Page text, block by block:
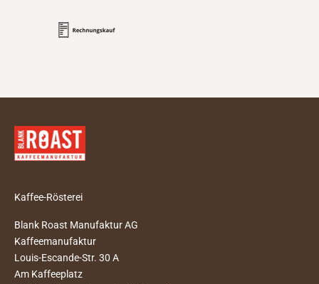
Kaffee-Rösterei
Blank Roast Manufaktur AG
Kaffeemanufaktur
Louis-Escande-Str. 30 A
Am Kaffeeplatz